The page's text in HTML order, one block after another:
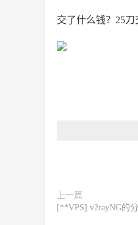
交了什么钱？25刀
上一篇
[**VPS] v2rayNG的